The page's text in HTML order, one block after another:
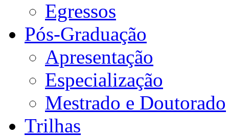
Egressos
Pós-Graduação
Apresentação
Especialização
Mestrado e Doutorado
Trilhas